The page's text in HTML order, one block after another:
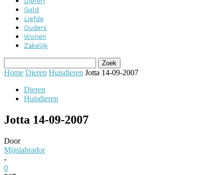
Geld
Liefde
Ouders
Wonen
Zakelijk
Home Dieren Huisdieren Jotta 14-09-2007
Dieren
Huisdieren
Jotta 14-09-2007
Door
Mijnlabrador
-
0